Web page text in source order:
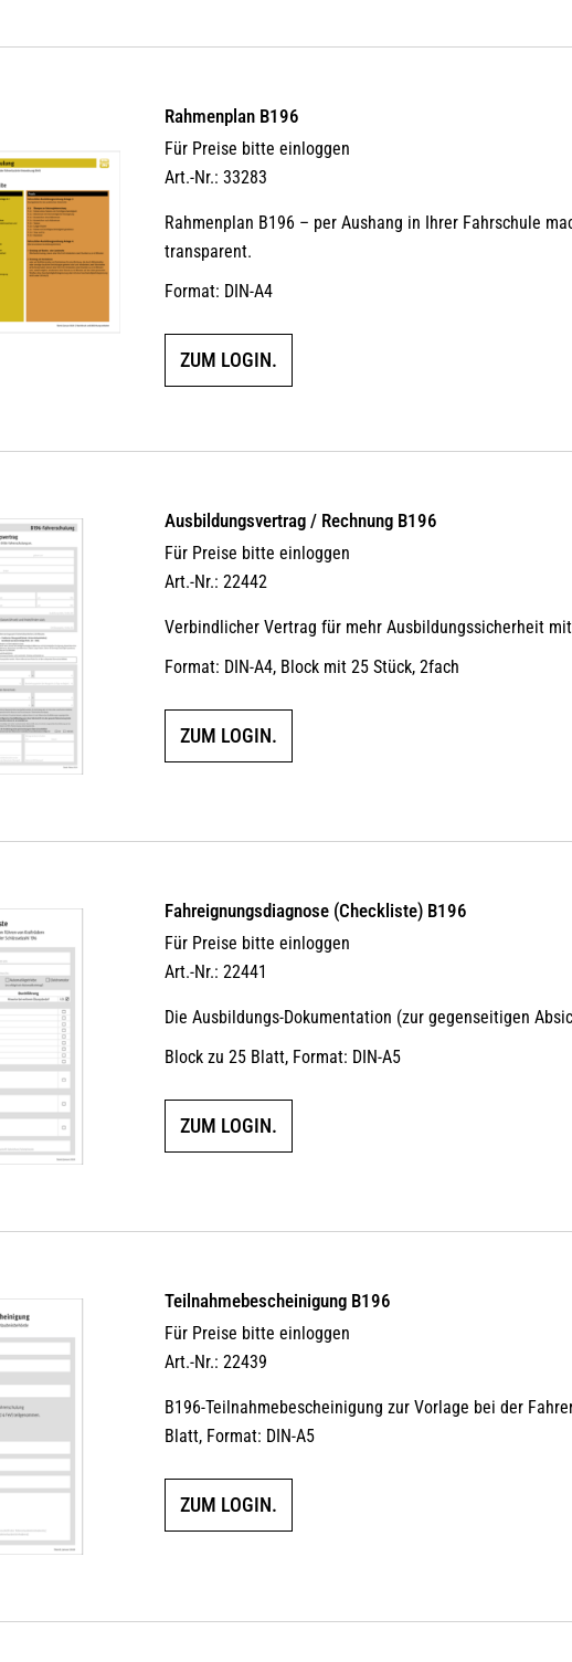
Rahmenplan B196
Für Preise bitte einloggen
Art.-Nr.: 33283
Rahmenplan B196 – per Aushang in Ihrer Fahrschule
transparent.
Format: DIN-A4
ZUM LOGIN.
Ausbildungsvertrag / Rechnung B196
Für Preise bitte einloggen
Art.-Nr.: 22442
Verbindlicher Vertrag für mehr Ausbildungssicherheit
Format: DIN-A4, Block mit 25 Stück, 2fach
ZUM LOGIN.
Fahreignungsdiagnose (Checkliste) B196
Für Preise bitte einloggen
Art.-Nr.: 22441
Die Ausbildungs-Dokumentation (zur gegenseitigen
Block zu 25 Blatt, Format: DIN-A5
ZUM LOGIN.
Teilnahmebescheinigung B196
Für Preise bitte einloggen
Art.-Nr.: 22439
B196-Teilnahmebescheinigung zur Vorlage bei der
Blatt, Format: DIN-A5
ZUM LOGIN.